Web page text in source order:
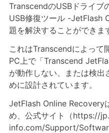
TranscendのUSBドライブ
USB修復ツール -JetFlash
題を解決することができま
これはTranscendによって
PC上で「Transcend
が動作しない、または検出
めに設計されています。
JetFlash Online Recovery
め、公式サイト（https://
info.com/Support/